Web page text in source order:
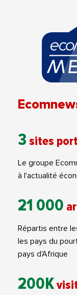
3 sites
Le groupe
à l'actualité
21 000
Répartis entre
les pays du
pays d'Afrique
200K